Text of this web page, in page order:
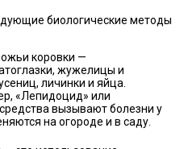
биологические методы
коровки —
жужелицы и
личинки и яйца.
«Лепидоцид» или
вызывают болезни у
на огороде и в саду.